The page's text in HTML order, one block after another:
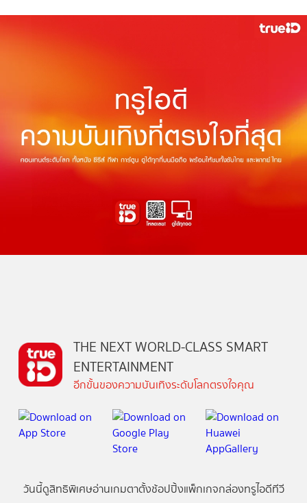
THE NEXT WORLD-CLASS SMART
ENTERTAINMENT
อีกขั้นของความบันเทิงระดับโลกตรงใจคุณ
วันนี้ดูสิทธิพิเศษอ่านเกมตาตั้งช้อปปิ้งแพ็กเกจกล่องทรูไอดีทีวี